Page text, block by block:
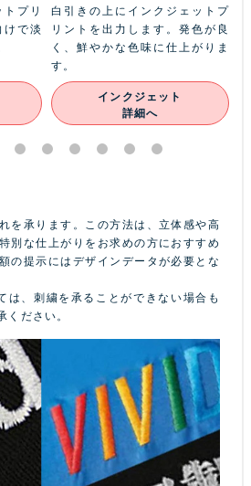
プリ
で淡
白引きの上にインクジェットプ
リントを出力します。発色が良
く、鮮やかな色味に仕上がりま
す。
インクジェット
詳細へ
を承ります。この方法は、立体感や高
別な仕上がりをお求めの方におすすめ
の提示にはデザインデータが必要とな
は、刺繍を承ることができない場合も
ください。